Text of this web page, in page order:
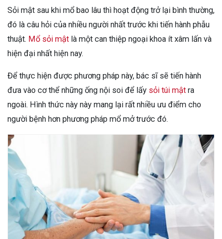
Sỏi mật sau khi mổ bao lâu thì hoạt động trở lại bình thường,
đó là câu hỏi của nhiều người nhất trước khi tiến hành phẫu
thuật. Mổ sỏi mật là một can thiệp ngoại khoa ít xâm lấn và
hiện đại nhất hiện nay.
Để thực hiện được phương pháp này, bác sĩ sẽ tiến hành
đưa vào cơ thể những ống nội soi để lấy sỏi túi mật ra
ngoài. Hình thức này này mang lại rất nhiều ưu điểm cho
người bệnh hơn phương pháp mổ mở trước đó.